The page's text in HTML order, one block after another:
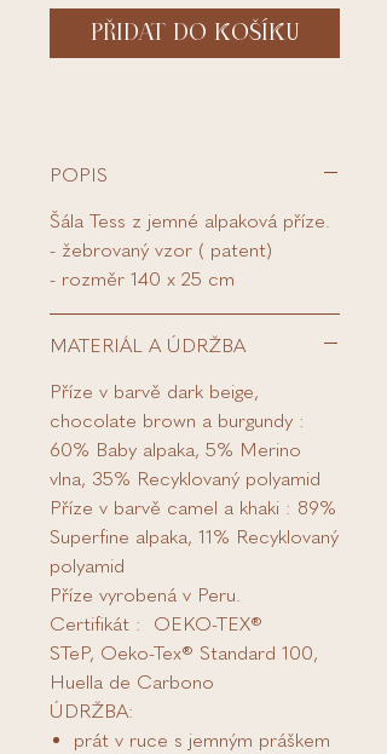
PŘIDAT DO KOŠÍKU
POPIS
Šála Tess z jemné alpaková příze.
- žebrovaný vzor ( patent)
- rozměr 140 x 25 cm
MATERIÁL A ÚDRŽBA
Příze v barvě dark beige,
chocolate brown a burgundy :
60% Baby alpaka, 5% Merino
vlna, 35% Recyklovaný polyamid
Příze v barvě camel a khaki : 89%
Superfine alpaka, 11% Recyklovaný
polyamid
Příze vyrobená v Peru.
Certifikát : OEKO-TEX®
STeP, Oeko-Tex® Standard 100,
Huella de Carbono
ÚDRŽBA:
prát v ruce s jemným práškem